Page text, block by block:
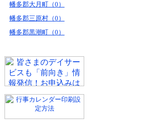
幡多郡大月町（0）
幡多郡三原村（0）
幡多郡黒潮町（0）